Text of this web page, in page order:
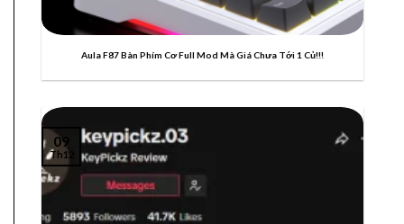
Aula F87 Bàn Phím Cơ Full Mod Mà Giá Chưa Tới 1 Củ!!!
09
Th12